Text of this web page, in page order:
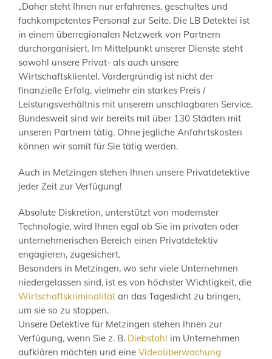
„Daher steht Ihnen nur erfahrenes, geschultes und
fachkompetentes Personal zur Seite. Die LB Detektei ist
in einem überregionalen Netzwerk von Partnern
durchorganisiert. Im Mittelpunkt unserer Dienste steht
sowohl unsere Privat- als auch unsere
Wirtschaftsklientel. Vordergründig ist nicht der
finanzielle Erfolg, vielmehr ein starkes Preis /
Leistungsverhältnis mit unserem unschlagbaren Service.
Bundesweit sind wir bereits mit über 130 Städten mit
unseren Partnern tätig. Ohne jegliche Anfahrtskosten
können wir somit für Sie tätig werden.
Auch in Metzingen stehen Ihnen unsere Privatdetektive
jeder Zeit zur Verfügung!
Absolute Diskretion, unterstützt von modernster
Technologie, wird Ihnen egal ob Sie im privaten oder
unternehmerischen Bereich einen Privatdetektiv
engagieren, zugesichert.
Besonders in Metzingen, wo sehr viele Unternehmen
niedergelassen sind, ist es von höchster Wichtigkeit, die
Wirtschaftskriminalität an das Tageslicht zu bringen,
um sie so zu stoppen.
Unsere Detektive für Metzingen stehen Ihnen zur
Verfügung, wenn Sie z. B. Diebstahl im Unternehmen
aufklären möchten und eine Videoüberwachung